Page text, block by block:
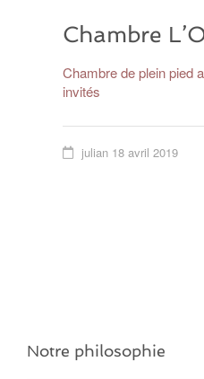
Chambre
Chambre de plein pied
invités
julian 18 avril 2019
Notre philosophie